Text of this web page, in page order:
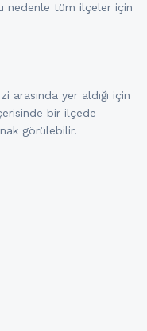
nedenle tüm ilçeler için
yer aldığı için
bir ilçede
görülebilir.